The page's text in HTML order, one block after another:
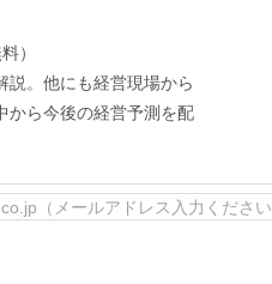
）
説。他にも経営現場から
から今後の経営予測を配